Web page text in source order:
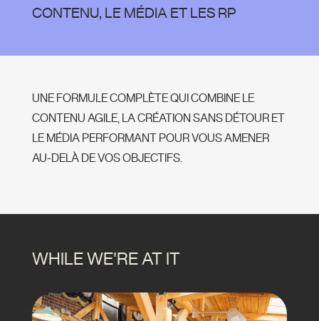
CONTENU, LE MÉDIA ET LES RP
UNE FORMULE COMPLÈTE QUI COMBINE LE
CONTENU AGILE, LA CRÉATION SANS DÉTOUR ET
LE MÉDIA PERFORMANT POUR VOUS AMENER
AU-DELÀ DE VOS OBJECTIFS.
WHILE WE'RE AT IT